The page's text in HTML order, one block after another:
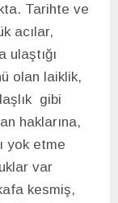
Tarihte ve
acılar,
ulaştığı
olan laiklik,
gibi
haklarına,
yok etme
var
kesmiş,